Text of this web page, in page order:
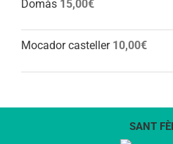
Domàs 15,00€
Mocador casteller 10,00€
SANT